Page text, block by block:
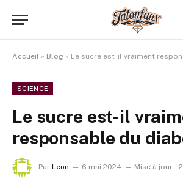
Accueil » Blog » Le sucre est-il vraiment
SCIENCE
Le sucre est-il
responsable du
Par Leon 6 mai 2024 Mise à jour: